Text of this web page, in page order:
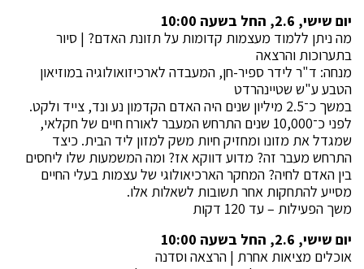
יום שישי, 2.6, החל בשעה 10:00
מה ניתן ללמוד מעצמות קדומות על תזונת האדם? | סיור
בתערוכות והרצאה
מנחה: ד"ר לידר ספיר-חן, המעבדה לארכיזואולוגיה במוזיאון
הטבע ע"ש שטיינהרדט
במשך כ־2.5 מיליון שנים היה האדם הקדמון נע ונד, צייד ולקט.
לפני כ־10,000 שנים התרחש המעבר לאורח חיים של חקלאי,
שמגדל את מזונו ומחזיק חיות משק למזון ליד הבית. כיצד
התרחש מעבר זה? מדוע דווקא אז? ומה המשמעות שלו ליחסים
בין האדם לחיה? המחקר הארכיאולוגי של עצמות בעלי החיים
מסייע להתחקות אחר תשובות לשאלות אלו.
משך הפעילות – עד 120 דקות
יום שישי, 2.6, החל בשעה 10:00
אוכלים מציאות אחרת | הרצאה וסדנה